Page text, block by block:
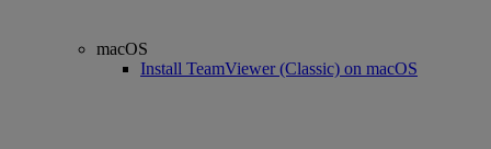
macOS
Install TeamViewer (Classic) on macOS